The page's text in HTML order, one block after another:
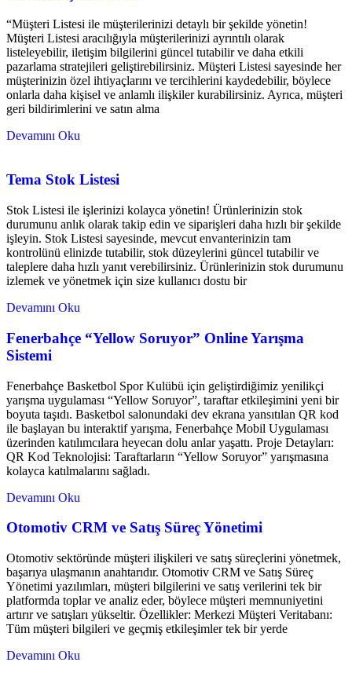
“Müşteri Listesi ile müşterilerinizi detaylı bir şekilde yönetin!
Müşteri Listesi aracılığıyla müşterilerinizi ayrıntılı olarak
listeleyebilir, iletişim bilgilerini güncel tutabilir ve daha etkili
pazarlama stratejileri geliştirebilirsiniz. Müşteri Listesi sayesinde her
müşterinizin özel ihtiyaçlarını ve tercihlerini kaydedebilir, böylece
onlarla daha kişisel ve anlamlı ilişkiler kurabilirsiniz. Ayrıca, müşteri
geri bildirimlerini ve satın alma
Devamını Oku
Tema Stok Listesi
Stok Listesi ile işlerinizi kolayca yönetin! Ürünlerinizin stok
durumunu anlık olarak takip edin ve siparişleri daha hızlı bir şekilde
işleyin. Stok Listesi sayesinde, mevcut envanterinizin tam
kontrolünü elinizde tutabilir, stok düzeylerini güncel tutabilir ve
taleplere daha hızlı yanıt verebilirsiniz. Ürünlerinizin stok durumunu
izlemek ve yönetmek için size kullanıcı dostu bir
Devamını Oku
Fenerbahçe “Yellow Soruyor” Online Yarışma
Sistemi
Fenerbahçe Basketbol Spor Kulübü için geliştirdiğimiz yenilikçi
yarışma uygulaması “Yellow Soruyor”, taraftar etkileşimini yeni bir
boyuta taşıdı. Basketbol salonundaki dev ekrana yansıtılan QR kod
ile başlayan bu interaktif yarışma, Fenerbahçe Mobil Uygulaması
üzerinden katılımcılara heyecan dolu anlar yaşattı. Proje Detayları:
QR Kod Teknolojisi: Taraftarların “Yellow Soruyor” yarışmasına
kolayca katılmalarını sağladı.
Devamını Oku
Otomotiv CRM ve Satış Süreç Yönetimi
Otomotiv sektöründe müşteri ilişkileri ve satış süreçlerini yönetmek,
başarıya ulaşmanın anahtarıdır. Otomotiv CRM ve Satış Süreç
Yönetimi yazılımları, müşteri bilgilerini ve satış verilerini tek bir
platformda toplar ve analiz eder, böylece müşteri memnuniyetini
artırır ve satışları yükseltir. Özellikler: Merkezi Müşteri Veritabanı:
Tüm müşteri bilgileri ve geçmiş etkileşimler tek bir yerde
Devamını Oku